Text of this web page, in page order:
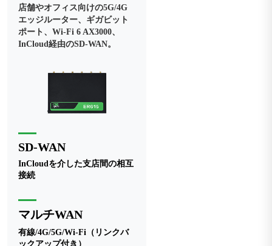
店舗やオフィス向けの5G/4G
エッジルーター、ギガビット
ポート、Wi-Fi 6 AX3000、
InCloud経由のSD-WAN。
SD-WAN
InCloudを介した支店間の相互
接続
マルチWAN
有線/4G/5G/Wi-Fi（リンクバ
ックアップ付き）